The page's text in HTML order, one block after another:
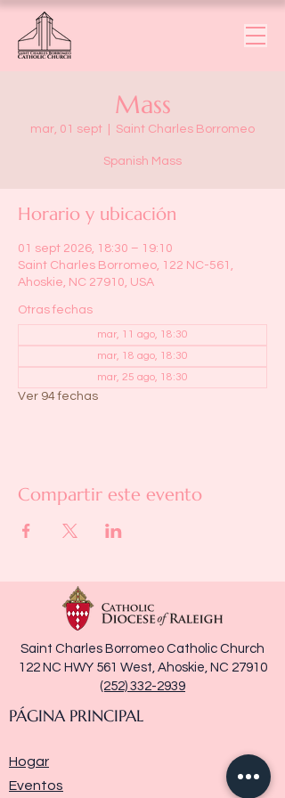
Mass
mar, 01 sept Saint Charles Borromeo
Spanish Mass
Horario y ubicación
01 sept 2026, 18:30 – 19:10
Saint Charles Borromeo, 122 NC-561,
Ahoskie, NC 27910, USA
Otras fechas
mar, 11 ago, 18:30
mar, 18 ago, 18:30
mar, 25 ago, 18:30
Ver 94 fechas
Compartir este evento
Saint Charles Borromeo Catholic Church
122 NC HWY 561 West, Ahoskie, NC 27910
(252) 332-2939
PÁGINA PRINCIPAL
Hogar
Eventos